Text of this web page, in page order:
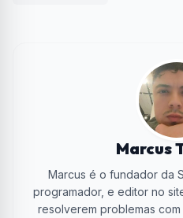
Marcus
Marcus é o fundador da
programador, e editor no
resolverem problemas